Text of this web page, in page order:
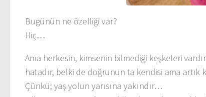
Bugünün ne özelliği var?
Hiç…
Ama herkesin, kimsenin bilmediği keşkeleri
hatadır, belki de doğrunun ta kendisi ama artık
Çünkü; yaş yolun yarısına yakındır…